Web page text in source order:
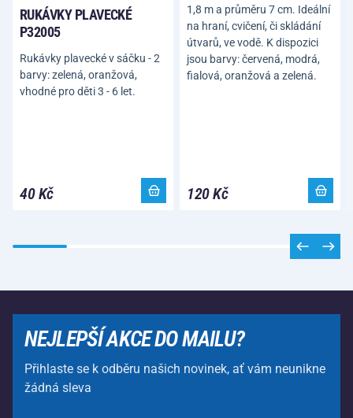
RUKÁVKY PLAVECKÉ
P32005
Rukávky plavecké v sáčku - 2
barvy: zelená, oranžová,
vhodné pro děti 3 - 6 let.
40 Kč
1,8 m a průměru 7 cm. Ideální
na hraní, cvičení, či skládání
útvarů, ve vodě. K dispozici
jsou barvy: červená, modrá,
fialová, oranžová a zelená.
120 Kč
NEJLEPŠÍ AKCE DO MAILU?
Přihlaste se k odběru našich novinek, ať vám neunikne
žádná sleva